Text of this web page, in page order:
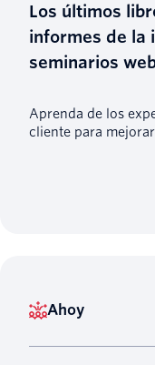
Los últimos
informes de la
seminarios
Aprenda de los
cliente para
Ahoy